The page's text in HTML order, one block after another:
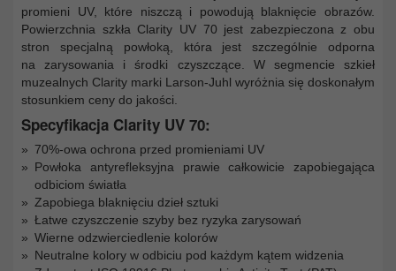
promieni UV, które niszczą i powodują blaknięcie obrazów.
Powierzchnia szkła Clarity UV 70 jest zabezpieczona z obu
stron specjalną powłoką, która jest szczególnie odporna
na zarysowania i środki czyszczące. W segmencie szkieł
muzealnych Clarity marki Larson-Juhl wyróżnia się doskonałym
stosunkiem ceny do jakości.
Specyfikacja Clarity UV 70:
70%-owa ochrona przed promieniami UV
Powłoka antyrefleksyjna prawie całkowicie zapobiegająca
odbiciom światła
Zapobiega blaknięciu dzieł sztuki
Łatwe czyszczenie szyby bez ryzyka zarysowań
Wierne odzwierciedlenie kolorów
Neutralne kolory w odbiciu pod każdym kątem widzenia